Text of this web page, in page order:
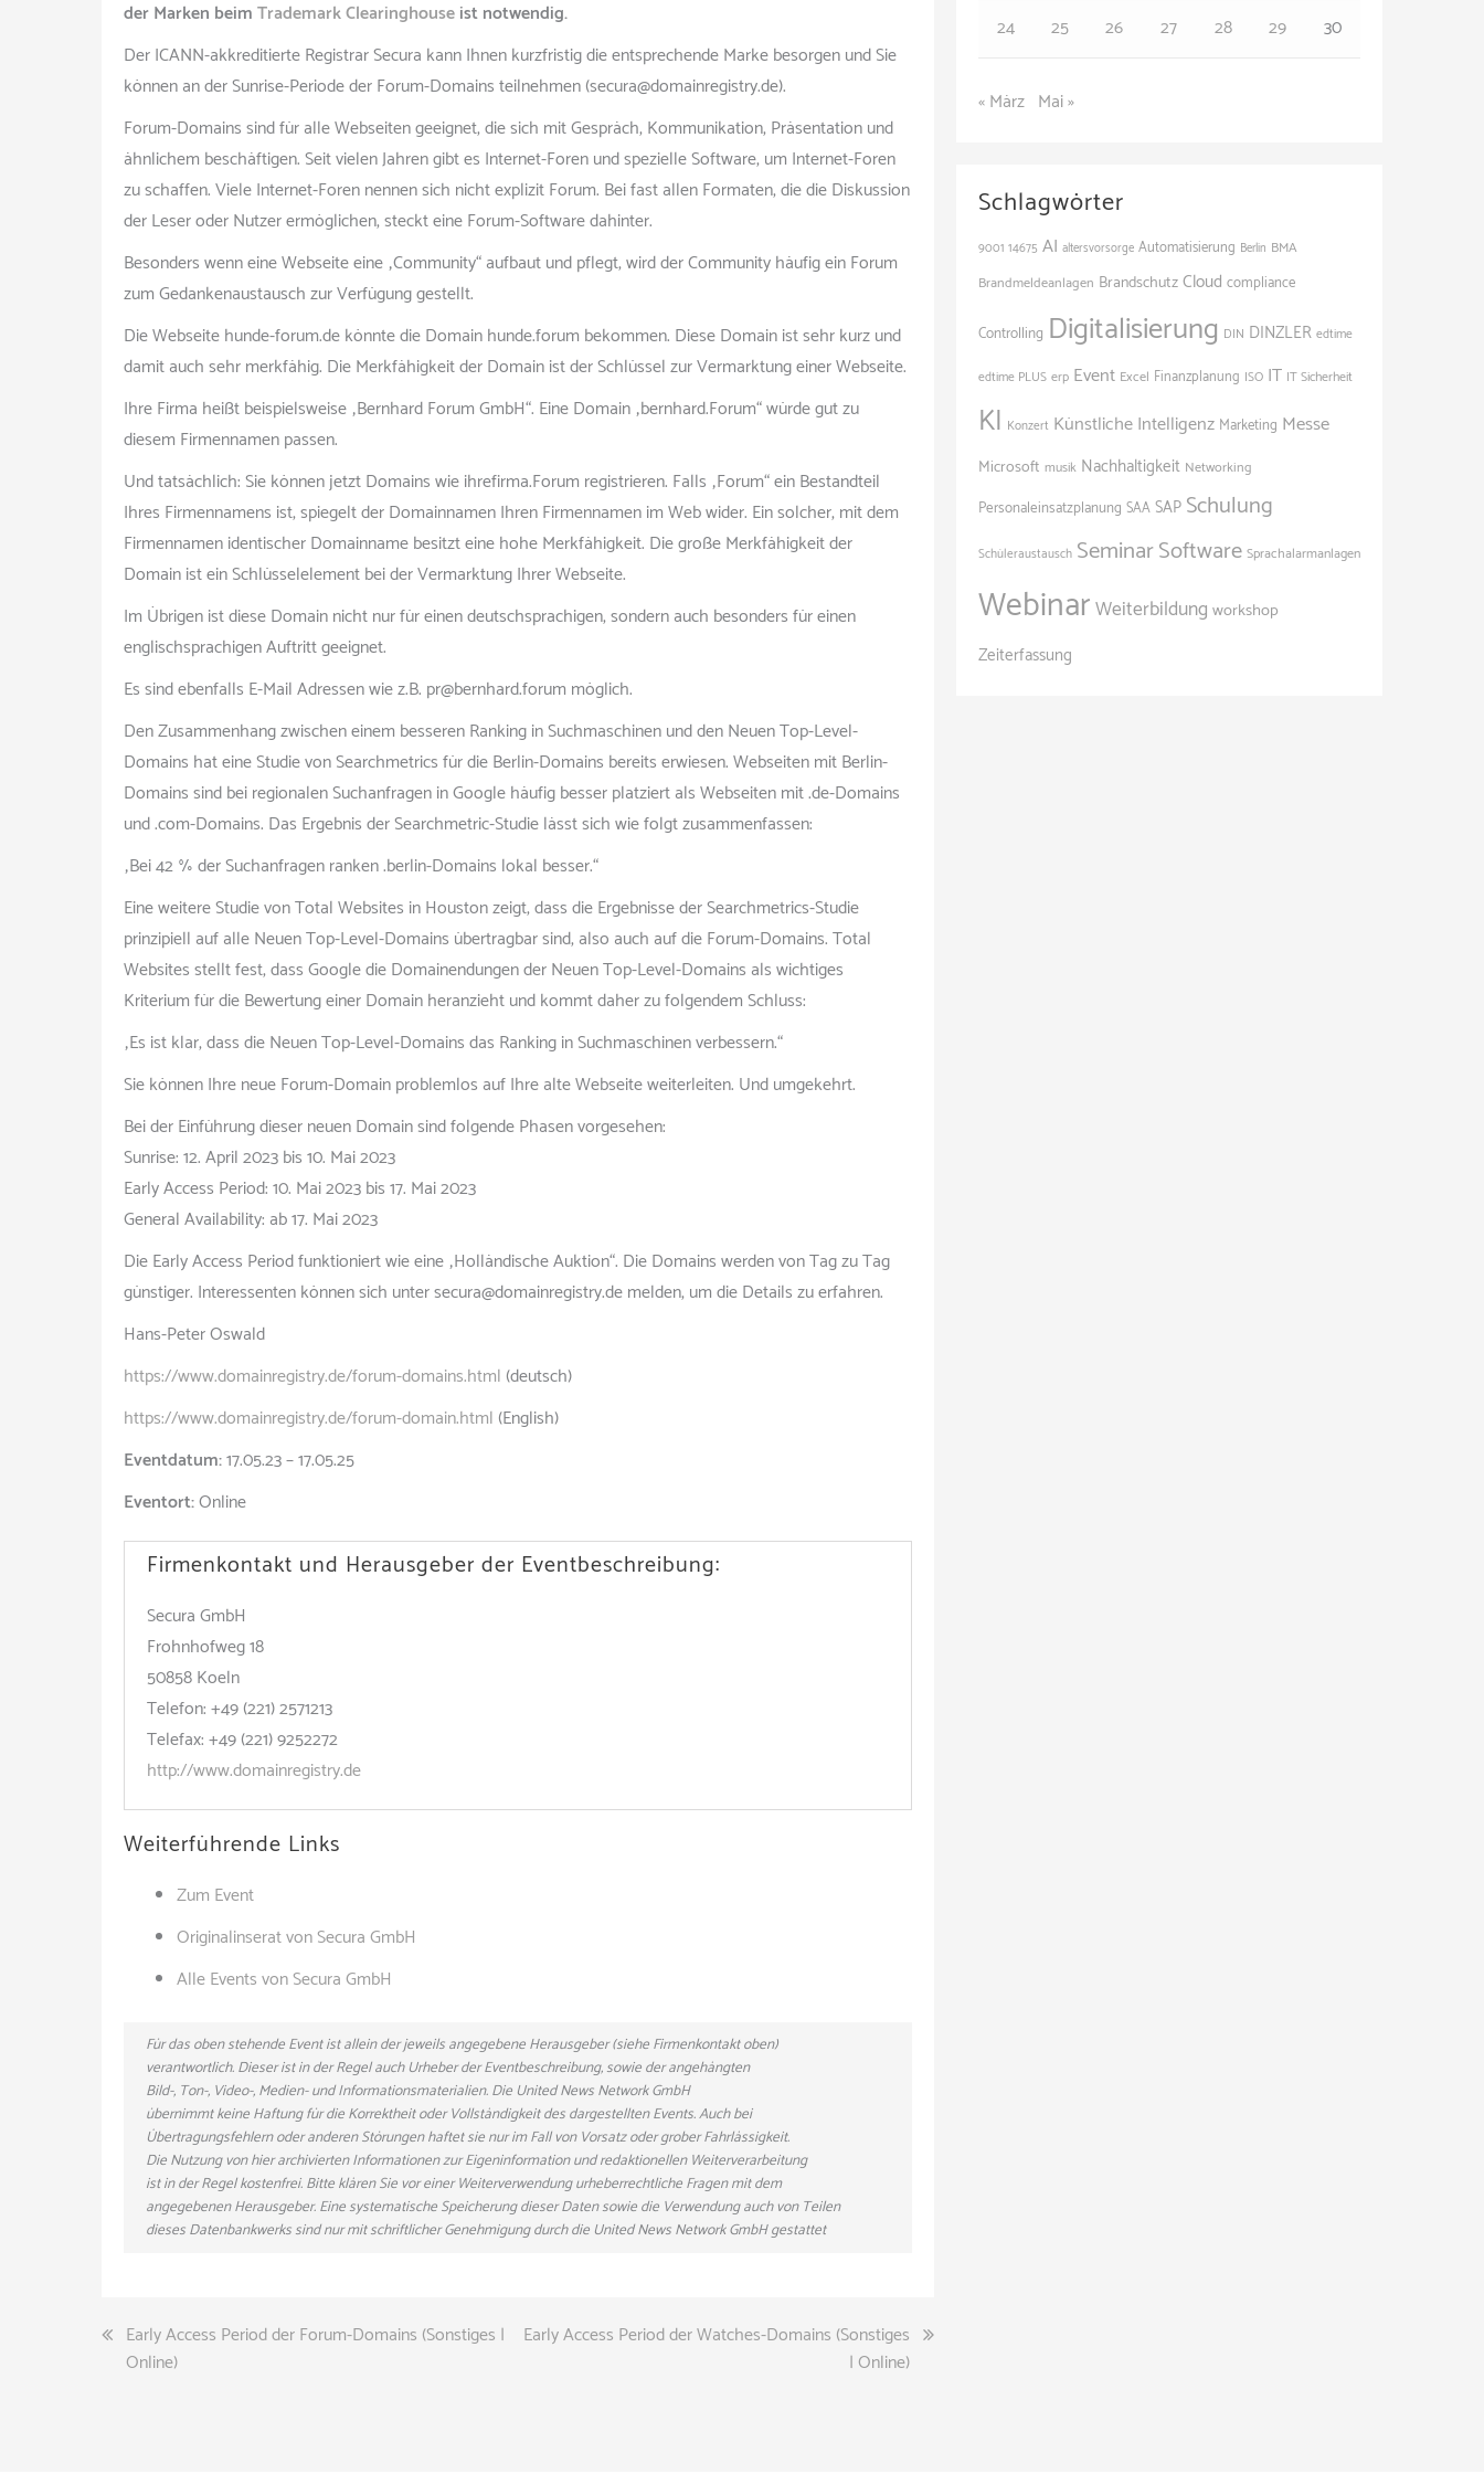
der Marken beimTrademark Clearinghouseist notwendig.
Der ICANN-akkreditierte Registrar Secura kann Ihnen kurzfristig die entsprechende Marke besorgen und Sie
können an der Sunrise-Periode der Forum-Domains teilnehmen (secura@domainregistry.de).
Forum-Domains sind für alle Webseiten geeignet, die sich mit Gespräch, Kommunikation, Präsentation und
ähnlichem beschäftigen. Seit vielen Jahren gibt es Internet-Foren und spezielle Software, um Internet-Foren
zu schaffen. Viele Internet-Foren nennen sich nicht explizit Forum. Bei fast allen Formaten, die die Diskussion
der Leser oder Nutzer ermöglichen, steckt eine Forum-Software dahinter.
Besonders wenn eine Webseite eine „Community“ aufbaut und pflegt, wird der Community häufig ein Forum
zum Gedankenaustausch zur Verfügung gestellt.
Die Webseite hunde-forum.de könnte die Domain hunde.forum bekommen. Diese Domain ist sehr kurz und
damit auch sehr merkfähig. Die Merkfähigkeit der Domain ist der Schlüssel zur Vermarktung einer Webseite.
Ihre Firma heißt beispielsweise „Bernhard Forum GmbH“. Eine Domain „bernhard.Forum“ würde gut zu
diesem Firmennamen passen.
Und tatsächlich: Sie können jetzt Domains wie ihrefirma.Forum registrieren. Falls „Forum“ ein Bestandteil
Ihres Firmennamens ist, spiegelt der Domainnamen Ihren Firmennamen im Web wider. Ein solcher, mit dem
Firmennamen identischer Domainname besitzt eine hohe Merkfähigkeit. Die große Merkfähigkeit der
Domain ist ein Schlüsselelement bei der Vermarktung Ihrer Webseite.
Im Übrigen ist diese Domain nicht nur für einen deutschsprachigen, sondern auch besonders für einen
englischsprachigen Auftritt geeignet.
Es sind ebenfalls E-Mail Adressen wie z.B. pr@bernhard.forum möglich.
Den Zusammenhang zwischen einem besseren Ranking in Suchmaschinen und den Neuen Top-Level-
Domains hat eine Studie von Searchmetrics für die Berlin-Domains bereits erwiesen. Webseiten mit Berlin-
Domains sind bei regionalen Suchanfragen in Google häufig besser platziert als Webseiten mit .de-Domains
und .com-Domains. Das Ergebnis der Searchmetric-Studie lässt sich wie folgt zusammenfassen:
„Bei 42 % der Suchanfragen ranken .berlin-Domains lokal besser.“
Eine weitere Studie von Total Websites in Houston zeigt, dass die Ergebnisse der Searchmetrics-Studie
prinzipiell auf alle Neuen Top-Level-Domains übertragbar sind, also auch auf die Forum-Domains. Total
Websites stellt fest, dass Google die Domainendungen der Neuen Top-Level-Domains als wichtiges
Kriterium für die Bewertung einer Domain heranzieht und kommt daher zu folgendem Schluss:
„Es ist klar, dass die Neuen Top-Level-Domains das Ranking in Suchmaschinen verbessern.“
Sie können Ihre neue Forum-Domain problemlos auf Ihre alte Webseite weiterleiten. Und umgekehrt.
Bei der Einführung dieser neuen Domain sind folgende Phasen vorgesehen:
Sunrise: 12. April 2023 bis 10. Mai 2023
Early Access Period: 10. Mai 2023 bis 17. Mai 2023
General Availability: ab 17. Mai 2023
Die Early Access Period funktioniert wie eine „Holländische Auktion“. Die Domains werden von Tag zu Tag
günstiger. Interessenten können sich unter secura@domainregistry.de melden, um die Details zu erfahren.
Hans-Peter Oswald
https://www.domainregistry.de/forum-domains.html (deutsch)
https://www.domainregistry.de/forum-domain.html (English)
Eventdatum:17.05.23 – 17.05.25
Eventort:Online
Firmenkontakt und Herausgeber der Eventbeschreibung:
Secura GmbH
Frohnhofweg 18
50858 Koeln
Telefon: +49 (221) 2571213
Telefax: +49 (221) 9252272
http://www.domainregistry.de
Weiterführende Links
Zum Event
Originalinserat von Secura GmbH
Alle Events von Secura GmbH
Für das oben stehende Event ist allein der jeweils angegebene Herausgeber (siehe Firmenkontakt oben)
verantwortlich. Dieser ist in der Regel auch Urheber der Eventbeschreibung, sowie der angehängten
Bild-, Ton-, Video-, Medien- und Informationsmaterialien. Die United News Network GmbH
übernimmt keine Haftung für die Korrektheit oder Vollständigkeit des dargestellten Events. Auch bei
Übertragungsfehlern oder anderen Störungen haftet sie nur im Fall von Vorsatz oder grober Fahrlässigkeit.
Die Nutzung von hier archivierten Informationen zur Eigeninformation und redaktionellen Weiterverarbeitung
ist in der Regel kostenfrei. Bitte klären Sie vor einer Weiterverwendung urheberrechtliche Fragen mit dem
angegebenen Herausgeber. Eine systematische Speicherung dieser Daten sowie die Verwendung auch von Teilen
dieses Datenbankwerks sind nur mit schriftlicher Genehmigung durch die United News Network GmbH gestattet
Beitragsnavigation
Early Access Period der Forum-Domains (Sonstiges |
Online)
Early Access Period der Watches-Domains (Sonstiges
| Online)
24
25 26 27 28 29 30
« März Mai »
Schlagwörter
9001 14675 AI altersvorsorge Automatisierung Berlin BMA
Brandmeldeanlagen BrandschutzCloud compliance
Controlling Digitalisierung DIN DINZLER edtime
edtime PLUS erp Event Excel Finanzplanung ISO IT IT Sicherheit
KI Konzert Künstliche Intelligenz Marketing Messe
Microsoft musik Nachhaltigkeit Networking
Personaleinsatzplanung SAASAP Schulung
Schüleraustausch SeminarSoftware Sprachalarmanlagen
WebinarWeiterbildung workshop
Zeiterfassung